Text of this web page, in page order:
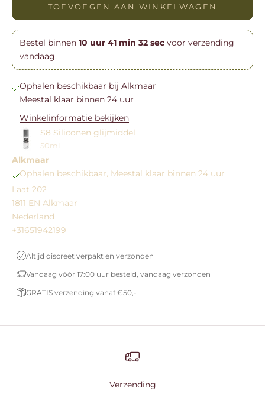
TOEVOEGEN AAN WINKELWAGEN
Bestel binnen 10 uur 41 min 31sec voor verzending
vandaag.
Ophalen beschikbaar bij Alkmaar
Meestal klaar binnen 24 uur
Winkelinformatie bekijken
S8 Siliconen glijmiddel
50ml
Alkmaar
Ophalen beschikbaar, Meestal klaar binnen 24 uur
Laat 202
1811 EN Alkmaar
Nederland
+31651942199
Altijd discreet verpakt en verzonden
Vandaag vóór 17:00 uur besteld, vandaag verzonden
GRATIS verzending vanaf €50,-
Verzending